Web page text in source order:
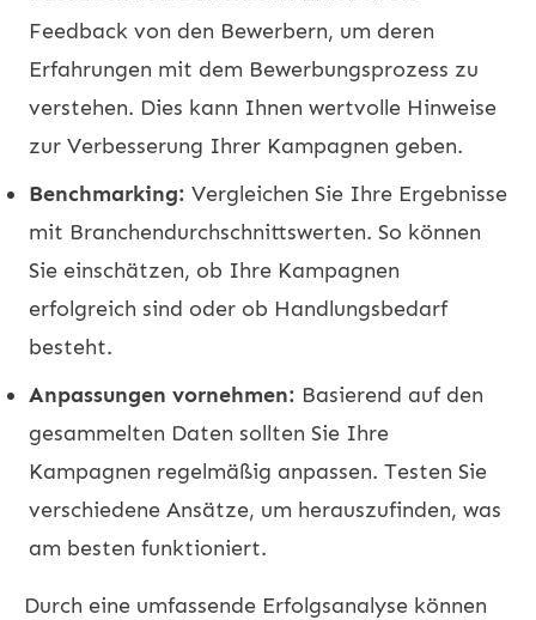
Feedback von den Bewerbern, um deren
Erfahrungen mit dem Bewerbungsprozess zu
verstehen. Dies kann Ihnen wertvolle Hinweise
zur Verbesserung Ihrer Kampagnen geben.
Benchmarking: Vergleichen Sie Ihre Ergebnisse
mit Branchendurchschnittswerten. So können
Sie einschätzen, ob Ihre Kampagnen
erfolgreich sind oder ob Handlungsbedarf
besteht.
Anpassungen vornehmen: Basierend auf den
gesammelten Daten sollten Sie Ihre
Kampagnen regelmäßig anpassen. Testen Sie
verschiedene Ansätze, um herauszufinden, was
am besten funktioniert.
Durch eine umfassende Erfolgsanalyse können